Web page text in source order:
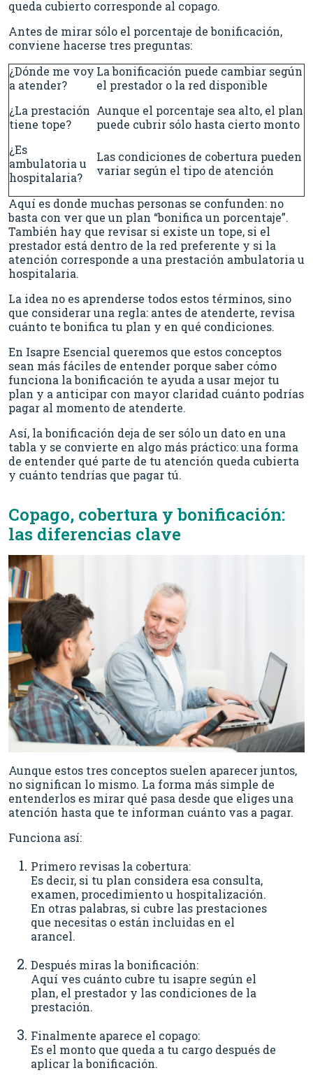
queda cubierto corresponde al copago.
Antes de mirar sólo el porcentaje de bonificación,
conviene hacerse tres preguntas:
¿Dónde me voy
a atender?
La bonificación puede cambiar según
el prestador o la red disponible
¿La prestación
tiene tope?
Aunque el porcentaje sea alto, el plan
puede cubrir sólo hasta cierto monto
¿Es
ambulatoria u
hospitalaria?
Las condiciones de cobertura pueden
variar según el tipo de atención
Aquí es donde muchas personas se confunden: no
basta con ver que un plan “bonifica un porcentaje”.
También hay que revisar si existe un tope, si el
prestador está dentro de la red preferente y si la
atención corresponde a una prestación ambulatoria u
hospitalaria.
La idea no es aprenderse todos estos términos, sino
que considerar una regla: antes de atenderte, revisa
cuánto te bonifica tu plan y en qué condiciones.
En Isapre Esencial queremos que estos conceptos
sean más fáciles de entender porque saber cómo
funciona la bonificación te ayuda a usar mejor tu
plan y a anticipar con mayor claridad cuánto podrías
pagar al momento de atenderte.
Así, la bonificación deja de ser sólo un dato en una
tabla y se convierte en algo más práctico: una forma
de entender qué parte de tu atención queda cubierta
y cuánto tendrías que pagar tú.
Copago, cobertura y bonificación:
las diferencias clave
Aunque estos tres conceptos suelen aparecer juntos,
no significan lo mismo. La forma más simple de
entenderlos es mirar qué pasa desde que eliges una
atención hasta que te informan cuánto vas a pagar.
Funciona así:
Primero revisas la cobertura:
Es decir, si tu plan considera esa consulta,
examen, procedimiento u hospitalización.
En otras palabras, si cubre las prestaciones
que necesitas o están incluidas en el
arancel.
Después miras la bonificación:
Aquí ves cuánto cubre tu isapre según el
plan, el prestador y las condiciones de la
prestación.
Finalmente aparece el copago:
Es el monto que queda a tu cargo después de
aplicar la bonificación.